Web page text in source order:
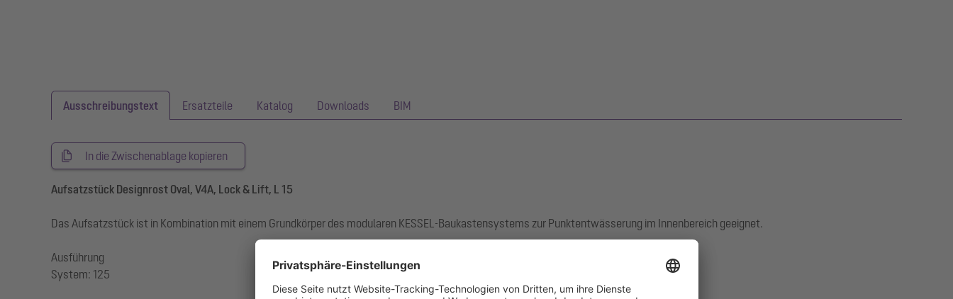
Ausschreibungstext Ersatzteile Katalog Downloads BIM
In die Zwischenablage kopieren
Aufsatzstück Designrost Oval, V4A, Lock & Lift, L 15
Das Aufsatzstück ist in Kombination mit einem Grundkörper des modularen KESSEL-Baukastensystems zur Punktentwässerung im Innenbereich geeignet.
Ausführung
System: 125